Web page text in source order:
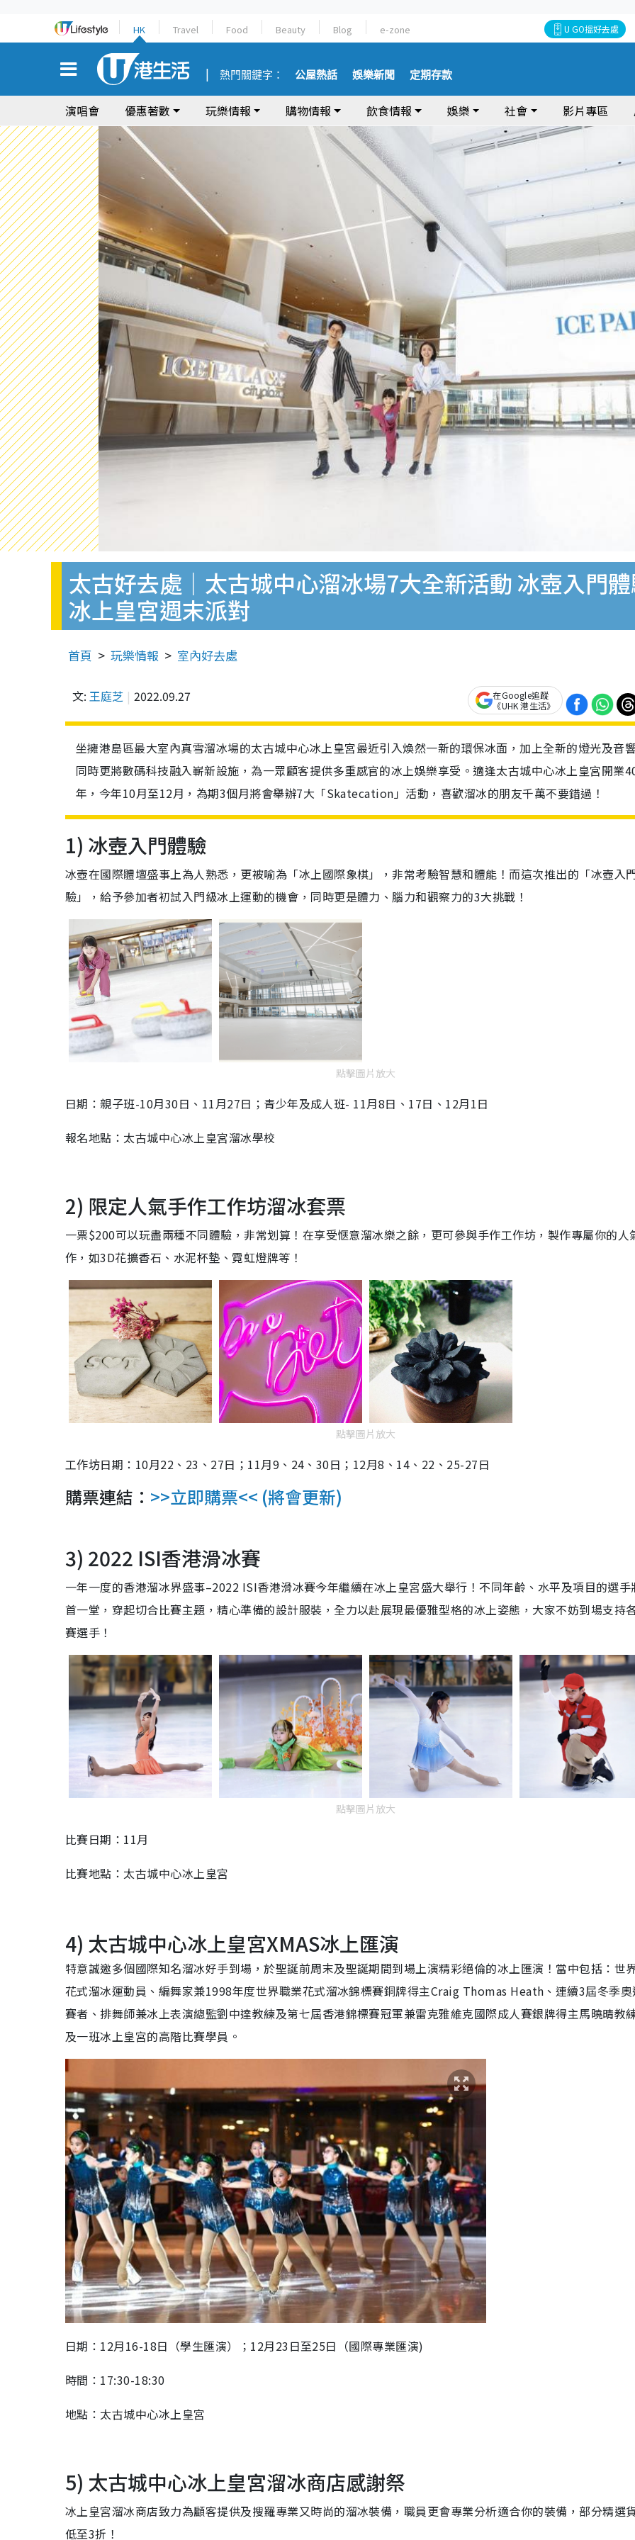
HK Travel Food Beauty Blog e-zone U GO搵好去處
熱門關鍵字： 公屋熱話 娛樂新聞 定期存款
演唱會 優惠著數 玩樂情報 購物情報 飲食情報 娛樂 社會 影片專區
太古好去處｜太古城中心溜冰場7大全新活動 冰壺入門
冰上皇宮週末派對
首頁 玩樂情報 室內好去處
文: 王庭芝 2022.09.27
在Google追蹤
《UHK 港生活》
坐擁港島區最大室內真雪溜冰場的太古城中心冰上皇宮最近引入煥然一新的環保冰面，加上全新的燈光及音
同時更將數碼科技融入嶄新設施，為一眾顧客提供多重感官的冰上娛樂享受。適逢太古城中心冰上皇宮開業
年，今年10月至12月，為期3個月將會舉辦7大「Skatecation」活動，喜歡溜冰的朋友千萬不要錯過！
1) 冰壺入門體驗
冰壺在國際體壇盛事上為人熟悉，更被喻為「冰上國際象棋」，非常考驗智慧和體能！而這次推出的「冰壺入
驗」，給予參加者初試入門級冰上運動的機會，同時更是體力、腦力和觀察力的3大挑戰！
點擊圖片放大
日期：親子班-10月30日、11月27日；青少年及成人班- 11月8日、17日、12月1日
報名地點：太古城中心冰上皇宮溜冰學校
2) 限定人氣手作工作坊溜冰套票
一票$200可以玩盡兩種不同體驗，非常划算！在享受愜意溜冰樂之餘，更可參與手作工作坊，製作專屬你的人
作，如3D花擴香石、水泥杯墊、霓虹燈牌等！
點擊圖片放大
工作坊日期：10月22、23、27日；11月9、24、30日；12月8、14、22、25-27日
購票連結： >>立即購票<< (將會更新)
3) 2022 ISI香港滑冰賽
一年一度的香港溜冰界盛事–2022 ISI香港滑冰賽今年繼續在冰上皇宮盛大舉行！不同年齡、水平及項目的選手
首一堂，穿起切合比賽主題，精心準備的設計服裝，全力以赴展現最優雅型格的冰上姿態，大家不妨到場支持
賽選手！
點擊圖片放大
比賽日期：11月
比賽地點：太古城中心冰上皇宮
4) 太古城中心冰上皇宮XMAS冰上匯演
特意誠邀多個國際知名溜冰好手到場，於聖誕前周末及聖誕期間到場上演精彩絕倫的冰上匯演！當中包括：世
花式溜冰運動員、編舞家兼1998年度世界職業花式溜冰錦標賽銅牌得主Craig Thomas Heath、連續3屆冬季
賽者、排舞師兼冰上表演總監劉中達教練及第七屆香港錦標賽冠軍兼雷克雅維克國際成人賽銀牌得主馬曉晴教
及一班冰上皇宮的高階比賽學員。
日期：12月16-18日（學生匯演）；12月23日至25日（國際專業匯演)
時間：17:30-18:30
地點：太古城中心冰上皇宮
5) 太古城中心冰上皇宮溜冰商店感謝祭
冰上皇宮溜冰商店致力為顧客提供及搜羅專業又時尚的溜冰裝備，職員更會專業分析適合你的裝備，部分精選
低至3折！